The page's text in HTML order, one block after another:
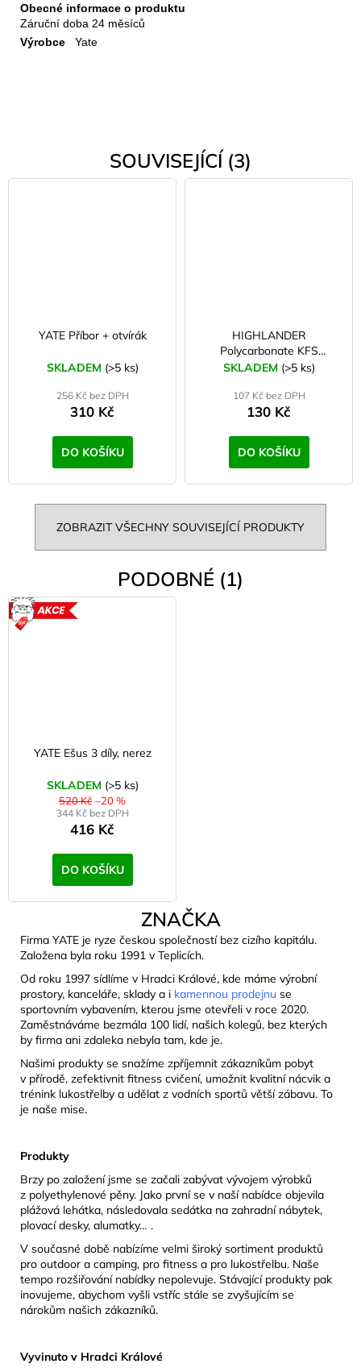
Obecné informace o produktu
Záruční doba 24 měsíců
Výrobce
Yate
SOUVISEJÍCÍ (3)
YATE Příbor + otvírák
SKLADEM (>5 ks)
256 Kč bez DPH
310 Kč
DO KOŠÍKU
HIGHLANDER
Polycarbonate KFS
Příborový set
SKLADEM (>5 ks)
107 Kč bez DPH
130 Kč
DO KOŠÍKU
ZOBRAZIT VŠECHNY SOUVISEJÍCÍ PRODUKTY
PODOBNÉ (1)
YATE Ešus 3 díly, nerez
SKLADEM (>5 ks)
520 Kč –20 %
344 Kč bez DPH
416 Kč
DO KOŠÍKU
ZNAČKA
Firma YATE je ryze českou společností bez cizího kapitálu.
Založena byla roku 1991 v Teplicích.
Od roku 1997 sídlíme v Hradci Králové, kde máme výrobní
prostory, kanceláře, sklady a i kamennou prodejnu se
sportovním vybavením, kterou jsme otevřeli v roce 2020.
Zaměstnáváme bezmála 100 lidí, našich kolegů, bez kterých
by firma ani zdaleka nebyla tam, kde je.
Našimi produkty se snažíme zpříjemnit zákazníkům pobyt
v přírodě, zefektivnit fitness cvičení, umožnit kvalitní nácvik a
trénink lukostřelby a udělat z vodních sportů větší zábavu. To
je naše mise.
Produkty
Brzy po založení jsme se začali zabývat vývojem výrobků
z polyethylenové pěny. Jako první se v naší nabídce objevila
plážová lehátka, následovala sedátka na zahradní nábytek,
plovací desky, alumatky… .
V současné době nabízíme velmi široký sortiment produktů
pro outdoor a camping, pro fitness a pro lukostřelbu. Naše
tempo rozšiřování nabídky nepolevuje. Stávající produkty pak
inovujeme, abychom vyšli vstříc stále se zvyšujícím se
nárokům našich zákazníků.
Vyvinuto v Hradci Králové